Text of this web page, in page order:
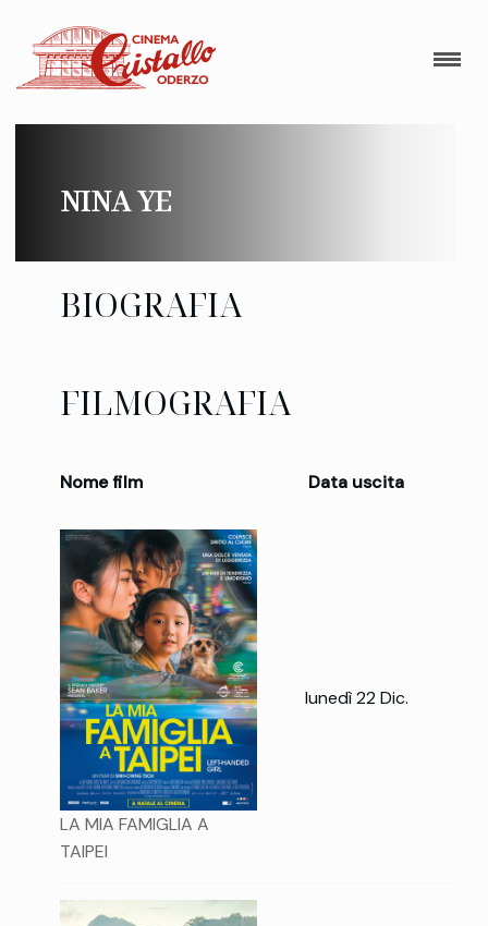
NINA YE
BIOGRAFIA
FILMOGRAFIA
Nome film Data uscita
LA MIA FAMIGLIA A
TAIPEI
lunedì 22 Dic.